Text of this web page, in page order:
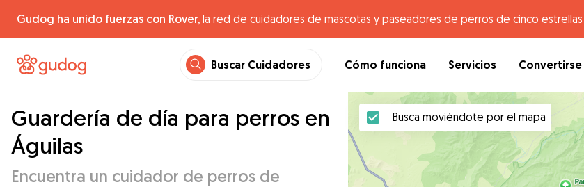
Gudog ha unido fuerzas con Rover, la red de cuidadores de mascotas y paseadores de perros de cinco
Buscar Cuidadores Cómo funciona Servicios
Guardería de día para perros en
Águilas
Encuentra un cuidador de perros de
Busca moviéndote por el mapa